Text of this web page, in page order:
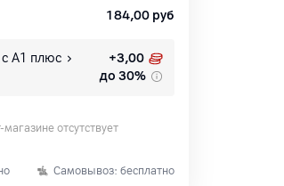
184,00 руб
с А1 плюс +3,00
до 30%
отсутствует
Самовывоз: бесплатно